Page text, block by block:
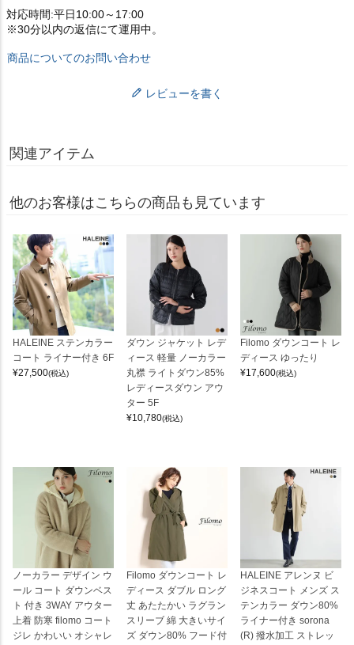
対応時間:平日10:00～17:00
※30分以内の返信にて運用中。
商品についてのお問い合わせ
レビューを書く
関連アイテム
他のお客様はこちらの商品も見ています
HALEINE ステンカラー
コート ライナー付き 6F
¥27,500(税込)
ダウン ジャケット レデ
ィース 軽量 ノーカラー
丸襟 ライトダウン85%
レディースダウン アウ
ター 5F
¥10,780(税込)
Filomo ダウンコート レ
ディース ゆったり
¥17,600(税込)
ノーカラー デザイン ウ
ール コート ダウンベス
ト 付き 3WAY アウター
上着 防寒 filomo コート
ジレ かわいい オシャレ
Filomo ダウンコート レ
ディース ダブル ロング
丈 あたたかい ラグラン
スリーブ 綿 大きいサイ
ズ ダウン80% フード付
HALEINE アレンヌ ビ
ジネスコート メンズ ス
テンカラー ダウン80%
ライナー付き sorona
(R) 撥水加工 ストレッ